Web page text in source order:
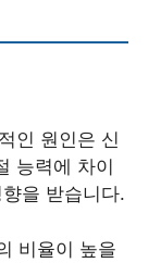
인 원인은 신
능력에 차이
을 받습니다.
비율이 높을